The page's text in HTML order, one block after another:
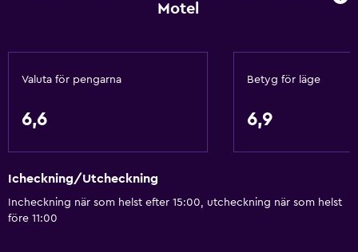
Badrum
Badkar
Toalettpapper
Dusch
Motel
Valuta för pengarna
6,6
Betyg för läge
6,9
Icheckning/Utcheckning
Incheckning när som helst efter 15:00, utcheckning när som helst
före 11:00